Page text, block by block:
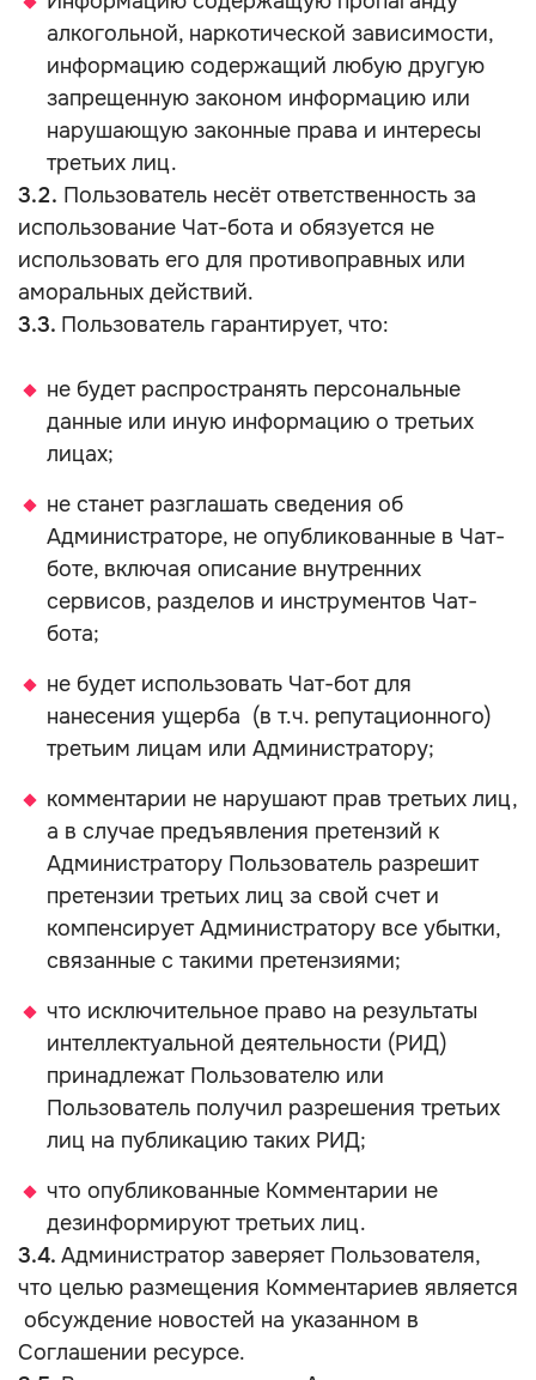
алкогольной, наркотической зависимости,
информацию содержащий любую другую
запрещенную законом информацию или
нарушающую законные права и интересы
третьих лиц.
3.2. Пользователь несёт ответственность за
использование Чат-бота и обязуется не
использовать его для противоправных или
аморальных действий.
3.3. Пользователь гарантирует, что:
не будет распространять персональные
данные или иную информацию о третьих
лицах;
не станет разглашать сведения об
Администраторе, не опубликованные в Чат-
боте, включая описание внутренних
сервисов, разделов и инструментов Чат-
бота;
не будет использовать Чат-бот для
нанесения ущерба (в т.ч. репутационного)
третьим лицам или Администратору;
комментарии не нарушают прав третьих лиц,
а в случае предъявления претензий к
Администратору Пользователь разрешит
претензии третьих лиц за свой счет и
компенсирует Администратору все убытки,
связанные с такими претензиями;
что исключительное право на результаты
интеллектуальной деятельности (РИД)
принадлежат Пользователю или
Пользователь получил разрешения третьих
лиц на публикацию таких РИД;
что опубликованные Комментарии не
дезинформируют третьих лиц.
3.4. Администратор заверяет Пользователя,
что целью размещения Комментариев является
обсуждение новостей на указанном в
Соглашении ресурсе.